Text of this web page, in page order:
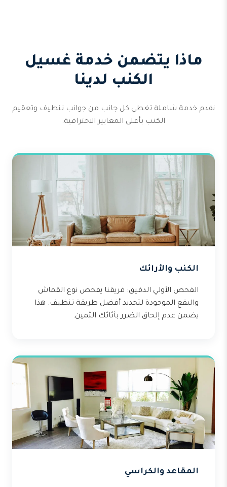
ماذا يتضمن خدمة غسيل
الكنب لدينا
نقدم خدمة شاملة تغطي كل جانب من جوانب تنظيف وتعقيم
الكنب بأعلى المعايير الاحترافية.
الكنب والأرائك
الفحص الأولي الدقيق: فريقنا يفحص نوع القماش
والبقع الموجودة لتحديد أفضل طريقة تنظيف. هذا
يضمن عدم إلحاق الضرر بأثاثك الثمين.
المقاعد والكراسي